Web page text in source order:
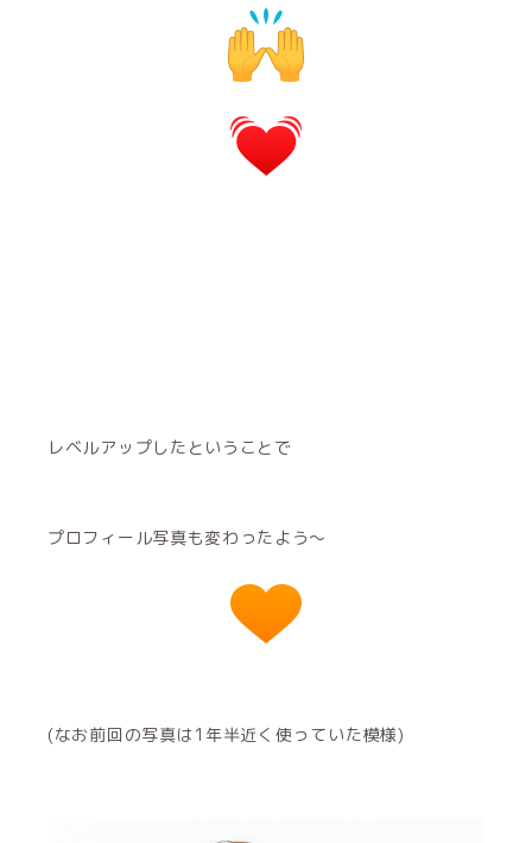
レベルアップしたということで
プロフィール写真も変わったよう～
(なお前回の写真は1年半近く使っていた模様)